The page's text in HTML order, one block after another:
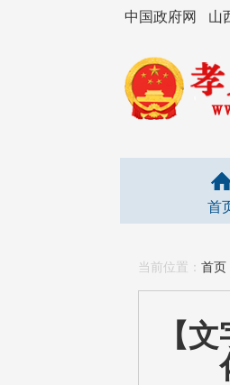
中国政府网 山
首
当前位置： 首页
【